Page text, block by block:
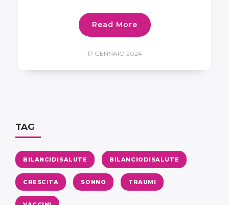
Read More
17 GENNAIO 2024
TAG
BILANCIDISALUTE BILANCIODISALUTE
CRESCITA SONNO TRAUMI